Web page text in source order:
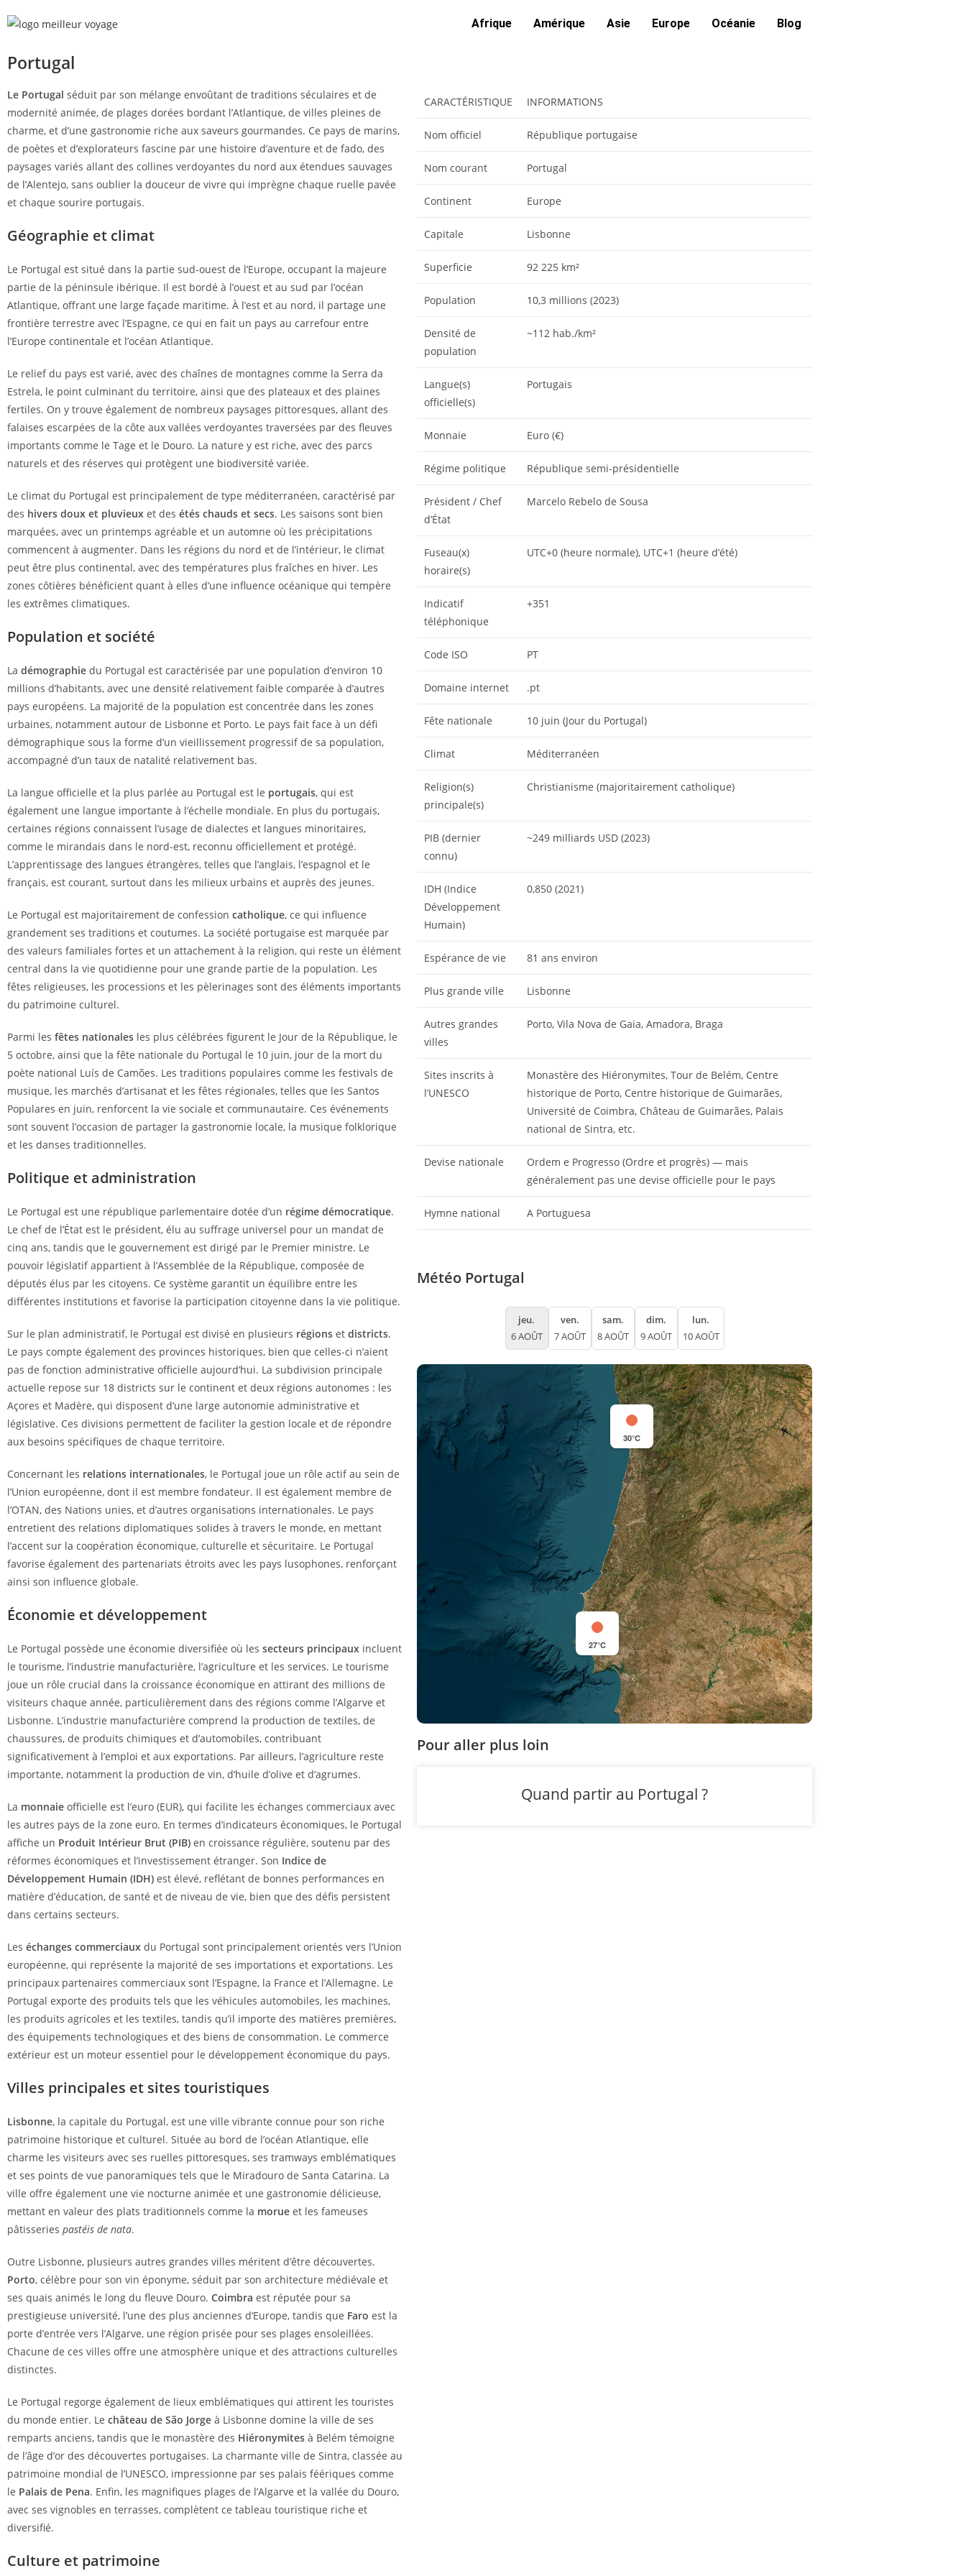
Afrique Amérique Asie Europe Océanie Blog
Portugal
Le Portugal séduit par son mélange envoûtant de traditions séculaires et de
modernité animée, de plages dorées bordant l’Atlantique, de villes pleines de
charme, et d’une gastronomie riche aux saveurs gourmandes. Ce pays de marins,
de poètes et d’explorateurs fascine par une histoire d’aventure et de fado, des
paysages variés allant des collines verdoyantes du nord aux étendues sauvages
de l’Alentejo, sans oublier la douceur de vivre qui imprègne chaque ruelle pavée
et chaque sourire portugais.
Géographie et climat
Le Portugal est situé dans la partie sud-ouest de l’Europe, occupant la majeure
partie de la péninsule ibérique. Il est bordé à l’ouest et au sud par l’océan
Atlantique, offrant une large façade maritime. À l’est et au nord, il partage une
frontière terrestre avec l’Espagne, ce qui en fait un pays au carrefour entre
l’Europe continentale et l’océan Atlantique.
Le relief du pays est varié, avec des chaînes de montagnes comme la Serra da
Estrela, le point culminant du territoire, ainsi que des plateaux et des plaines
fertiles. On y trouve également de nombreux paysages pittoresques, allant des
falaises escarpées de la côte aux vallées verdoyantes traversées par des fleuves
importants comme le Tage et le Douro. La nature y est riche, avec des parcs
naturels et des réserves qui protègent une biodiversité variée.
Le climat du Portugal est principalement de type méditerranéen, caractérisé par
des hivers doux et pluvieux et des étés chauds et secs. Les saisons sont bien
marquées, avec un printemps agréable et un automne où les précipitations
commencent à augmenter. Dans les régions du nord et de l’intérieur, le climat
peut être plus continental, avec des températures plus fraîches en hiver. Les
zones côtières bénéficient quant à elles d’une influence océanique qui tempère
les extrêmes climatiques.
Population et société
La démographie du Portugal est caractérisée par une population d’environ 10
millions d’habitants, avec une densité relativement faible comparée à d’autres
pays européens. La majorité de la population est concentrée dans les zones
urbaines, notamment autour de Lisbonne et Porto. Le pays fait face à un défi
démographique sous la forme d’un vieillissement progressif de sa population,
accompagné d’un taux de natalité relativement bas.
La langue officielle et la plus parlée au Portugal est le portugais, qui est
également une langue importante à l’échelle mondiale. En plus du portugais,
certaines régions connaissent l’usage de dialectes et langues minoritaires,
comme le mirandais dans le nord-est, reconnu officiellement et protégé.
L’apprentissage des langues étrangères, telles que l’anglais, l’espagnol et le
français, est courant, surtout dans les milieux urbains et auprès des jeunes.
Le Portugal est majoritairement de confession catholique, ce qui influence
grandement ses traditions et coutumes. La société portugaise est marquée par
des valeurs familiales fortes et un attachement à la religion, qui reste un élément
central dans la vie quotidienne pour une grande partie de la population. Les
fêtes religieuses, les processions et les pèlerinages sont des éléments importants
du patrimoine culturel.
Parmi les fêtes nationales les plus célébrées figurent le Jour de la République, le
5 octobre, ainsi que la fête nationale du Portugal le 10 juin, jour de la mort du
poète national Luís de Camões. Les traditions populaires comme les festivals de
musique, les marchés d’artisanat et les fêtes régionales, telles que les Santos
Populares en juin, renforcent la vie sociale et communautaire. Ces événements
sont souvent l’occasion de partager la gastronomie locale, la musique folklorique
et les danses traditionnelles.
Politique et administration
Le Portugal est une république parlementaire dotée d’un régime démocratique.
Le chef de l’État est le président, élu au suffrage universel pour un mandat de
cinq ans, tandis que le gouvernement est dirigé par le Premier ministre. Le
pouvoir législatif appartient à l’Assemblée de la République, composée de
députés élus par les citoyens. Ce système garantit un équilibre entre les
différentes institutions et favorise la participation citoyenne dans la vie politique.
Sur le plan administratif, le Portugal est divisé en plusieurs régions et districts.
Le pays compte également des provinces historiques, bien que celles-ci n’aient
pas de fonction administrative officielle aujourd’hui. La subdivision principale
actuelle repose sur 18 districts sur le continent et deux régions autonomes : les
Açores et Madère, qui disposent d’une large autonomie administrative et
législative. Ces divisions permettent de faciliter la gestion locale et de répondre
aux besoins spécifiques de chaque territoire.
Concernant les relations internationales, le Portugal joue un rôle actif au sein de
l’Union européenne, dont il est membre fondateur. Il est également membre de
l’OTAN, des Nations unies, et d’autres organisations internationales. Le pays
entretient des relations diplomatiques solides à travers le monde, en mettant
l’accent sur la coopération économique, culturelle et sécuritaire. Le Portugal
favorise également des partenariats étroits avec les pays lusophones, renforçant
ainsi son influence globale.
Économie et développement
Le Portugal possède une économie diversifiée où les secteurs principaux incluent
le tourisme, l’industrie manufacturière, l’agriculture et les services. Le tourisme
joue un rôle crucial dans la croissance économique en attirant des millions de
visiteurs chaque année, particulièrement dans des régions comme l’Algarve et
Lisbonne. L’industrie manufacturière comprend la production de textiles, de
chaussures, de produits chimiques et d’automobiles, contribuant
significativement à l’emploi et aux exportations. Par ailleurs, l’agriculture reste
importante, notamment la production de vin, d’huile d’olive et d’agrumes.
La monnaie officielle est l’euro (EUR), qui facilite les échanges commerciaux avec
les autres pays de la zone euro. En termes d’indicateurs économiques, le Portugal
affiche un Produit Intérieur Brut (PIB) en croissance régulière, soutenu par des
réformes économiques et l’investissement étranger. Son Indice de
Développement Humain (IDH) est élevé, reflétant de bonnes performances en
matière d’éducation, de santé et de niveau de vie, bien que des défis persistent
dans certains secteurs.
Les échanges commerciaux du Portugal sont principalement orientés vers l’Union
européenne, qui représente la majorité de ses importations et exportations. Les
principaux partenaires commerciaux sont l’Espagne, la France et l’Allemagne. Le
Portugal exporte des produits tels que les véhicules automobiles, les machines,
les produits agricoles et les textiles, tandis qu’il importe des matières premières,
des équipements technologiques et des biens de consommation. Le commerce
extérieur est un moteur essentiel pour le développement économique du pays.
Villes principales et sites touristiques
Lisbonne, la capitale du Portugal, est une ville vibrante connue pour son riche
patrimoine historique et culturel. Située au bord de l’océan Atlantique, elle
charme les visiteurs avec ses ruelles pittoresques, ses tramways emblématiques
et ses points de vue panoramiques tels que le Miradouro de Santa Catarina. La
ville offre également une vie nocturne animée et une gastronomie délicieuse,
mettant en valeur des plats traditionnels comme la morue et les fameuses
pâtisseries pastéis de nata.
Outre Lisbonne, plusieurs autres grandes villes méritent d’être découvertes.
Porto, célèbre pour son vin éponyme, séduit par son architecture médiévale et
ses quais animés le long du fleuve Douro. Coimbra est réputée pour sa
prestigieuse université, l’une des plus anciennes d’Europe, tandis que Faro est la
porte d’entrée vers l’Algarve, une région prisée pour ses plages ensoleillées.
Chacune de ces villes offre une atmosphère unique et des attractions culturelles
distinctes.
Le Portugal regorge également de lieux emblématiques qui attirent les touristes
du monde entier. Le château de São Jorge à Lisbonne domine la ville de ses
remparts anciens, tandis que le monastère des Hiéronymites à Belém témoigne
de l’âge d’or des découvertes portugaises. La charmante ville de Sintra, classée au
patrimoine mondial de l’UNESCO, impressionne par ses palais féériques comme
le Palais de Pena. Enfin, les magnifiques plages de l’Algarve et la vallée du Douro,
avec ses vignobles en terrasses, complètent ce tableau touristique riche et
diversifié.
Culture et patrimoine
CARACTÉRISTIQUE INFORMATIONS
Nom officiel République portugaise
Nom courant Portugal
Continent Europe
Capitale Lisbonne
Superficie 92 225 km²
Population 10,3 millions (2023)
Densité de
population
~112 hab./km²
Langue(s)
officielle(s)
Portugais
Monnaie Euro (€)
Régime politique République semi-présidentielle
Président / Chef
d’État
Marcelo Rebelo de Sousa
Fuseau(x)
horaire(s)
UTC+0 (heure normale), UTC+1 (heure d’été)
Indicatif
téléphonique
+351
Code ISO PT
Domaine internet .pt
Fête nationale 10 juin (Jour du Portugal)
Climat Méditerranéen
Religion(s)
principale(s)
Christianisme (majoritairement catholique)
PIB (dernier
connu)
~249 milliards USD (2023)
IDH (Indice
Développement
Humain)
0,850 (2021)
Espérance de vie 81 ans environ
Plus grande ville Lisbonne
Autres grandes
villes
Porto, Vila Nova de Gaia, Amadora, Braga
Sites inscrits à
l’UNESCO
Monastère des Hiéronymites, Tour de Belém, Centre
historique de Porto, Centre historique de Guimarães,
Université de Coimbra, Château de Guimarães, Palais
national de Sintra, etc.
Devise nationale
Ordem e Progresso (Ordre et progrès) — mais
généralement pas une devise officielle pour le pays
Hymne national A Portuguesa
Météo Portugal
jeu.
6 AOÛT
ven.
7 AOÛT
sam.
8 AOÛT
dim.
9 AOÛT
lun.
10 AOÛT
30°C
27°C
Pour aller plus loin
Quand partir au Portugal ?